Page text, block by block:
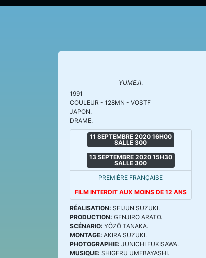
YUMEJI.
1991
COULEUR - 128MN - VOSTF
JAPON.
DRAME.
11 SEPTEMBRE 2020 16H00
SALLE 300
13 SEPTEMBRE 2020 15H30
SALLE 300
PREMIÈRE FRANÇAISE
FILM INTERDIT AUX MOINS DE 12 ANS
RÉALISATION: SEIJUN SUZUKI.
PRODUCTION: GENJIRO ARATO.
SCÉNARIO: YÔZÔ TANAKA.
MONTAGE: AKIRA SUZUKI.
PHOTOGRAPHIE: JUNICHI FUKISAWA.
MUSIQUE: SHIGERU UMEBAYASHI.